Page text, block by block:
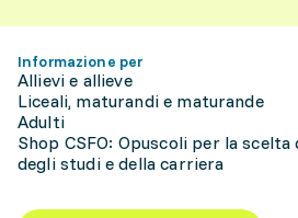
Informazione per
Allievi e allieve
Liceali, maturandi e maturande
Adulti
Shop CSFO: Opuscoli per la
degli studi e della carriera